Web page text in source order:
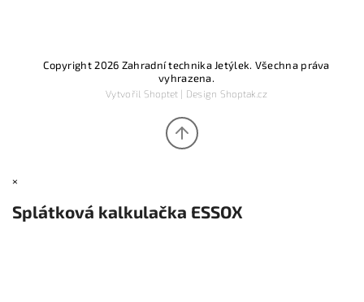
Copyright 2026 Zahradní technika Jetýlek. Všechna práva
vyhrazena.
Vytvořil Shoptet| Design Shoptak.cz
×
Splátková kalkulačka ESSOX